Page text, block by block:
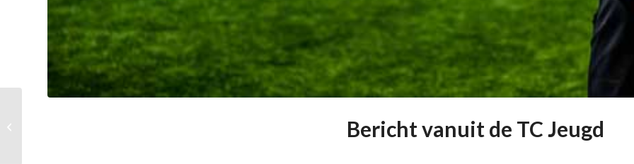
Bericht vanuit de TC Jeugd